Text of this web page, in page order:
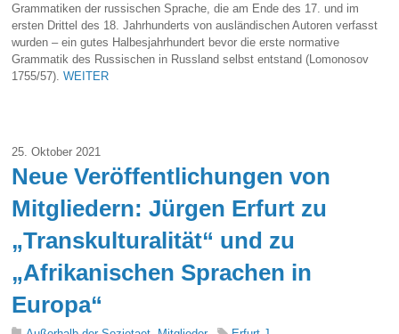
Grammatiken der russischen Sprache, die am Ende des 17. und im
ersten Drittel des 18. Jahrhunderts von ausländischen Autoren verfasst
wurden – ein gutes Halbesjahrhundert bevor die erste normative
Grammatik des Russischen in Russland selbst entstand (Lomonosov
1755/57).WEITER
25. Oktober 2021
Neue Veröffentlichungen von
Mitgliedern: Jürgen Erfurt zu
„Transkulturalität“ und zu
„Afrikanischen Sprachen in
Europa“